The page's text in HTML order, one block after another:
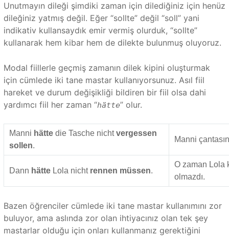
Unutmayın dileği şimdiki zaman için dilediğiniz için henüz
dileğiniz yatmış değil. Eğer “sollte” değil “soll” yani
indikativ kullansaydık emir vermiş olurduk, “sollte”
kullanarak hem kibar hem de dilekte bulunmuş oluyoruz.
Modal fiillerle geçmiş zamanın dilek kipini oluşturmak
için cümlede iki tane mastar kullanıyorsunuz. Asıl fiil
hareket ve durum değişikliği bildiren bir fiil olsa dahi
yardımcı fiil her zaman “hätte” olur.
Manni hätte die Tasche nichtvergessen
sollen.
Manni
Dann hätte Lola nicht rennen müssen.
O zaman Lola
olmazdı.
Bazen öğrenciler cümlede iki tane mastar kullanımını zor
buluyor, ama aslında zor olan ihtiyacınız olan tek şey
mastarlar olduğu için onları kullanmanız gerektiğini